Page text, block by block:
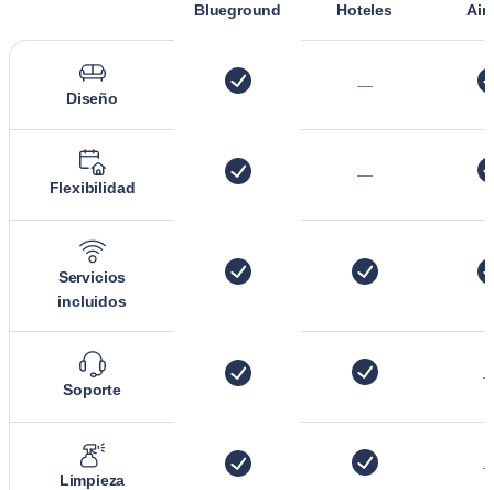
Blueground Hoteles
Diseño
—
Flexibilidad
—
Servicios
incluidos
Soporte
Limpieza